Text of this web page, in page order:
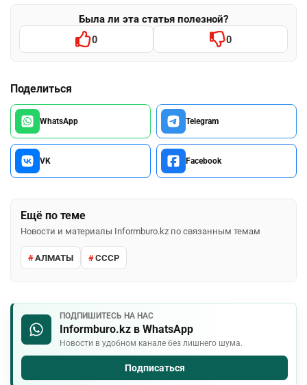
Была ли эта статья полезной?
0 0
Поделиться
WhatsApp Telegram
VK Facebook
Ещё по теме
Новости и материалы Informburo.kz по связанным темам
АЛМАТЫ СССР
ПОДПИШИТЕСЬ НА НАС
Informburo.kz в WhatsApp
Новости в удобном канале без лишнего шума.
Подписаться